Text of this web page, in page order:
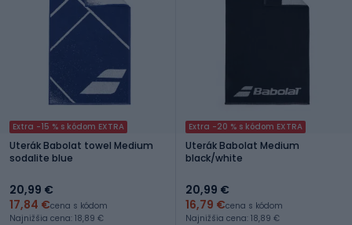
Extra -15 % s kódom EXTRA
Uterák Babolat towel Medium
sodalite blue
20,99 €
17,84 €cena s kódom
Najnižšia cena: 18,89 €
Extra -20 % s kódom EXTRA
Uterák Babolat Medium
black/white
20,99 €
16,79 €cena s kódom
Najnižšia cena: 18,89 €